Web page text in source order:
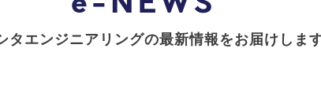
タエンジニアリングの最新情報をお届けしま